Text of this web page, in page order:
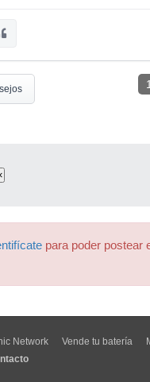
1
para poder postear
Network Vende tu batería